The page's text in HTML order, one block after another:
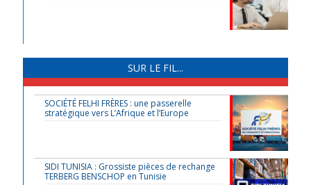
SUR LE FIL...
SOCIÉTÉ FELHI FRÈRES : une passerelle
stratégique vers L’Afrique et l’Europe
SIDI TUNISIA : Grossiste pièces de rechange
TERBERG BENSCHOP en Tunisie